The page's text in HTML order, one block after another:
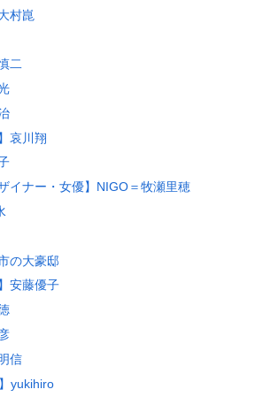
村崑
二
哀川翔
イナー・女優】NIGO＝牧瀬里穂
の大豪邸
安藤優子
信
yukihiro